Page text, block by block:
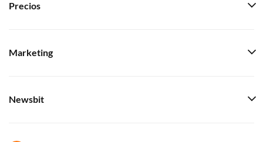
Precios
Marketing
Newsbit